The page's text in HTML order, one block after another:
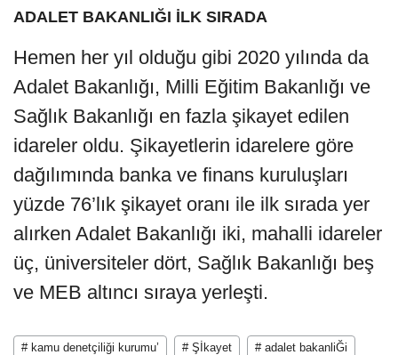
ADALET BAKANLIĞI İLK SIRADA
Hemen her yıl olduğu gibi 2020 yılında da
Adalet Bakanlığı, Milli Eğitim Bakanlığı ve
Sağlık Bakanlığı en fazla şikayet edilen
idareler oldu. Şikayetlerin idarelere göre
dağılımında banka ve finans kuruluşları
yüzde 76’lık şikayet oranı ile ilk sırada yer
alırken Adalet Bakanlığı iki, mahalli idareler
üç, üniversiteler dört, Sağlık Bakanlığı beş
ve MEB altıncı sıraya yerleşti.
# kamu denetçiliği kurumu’ # Şİkayet # adalet bakanliĞi